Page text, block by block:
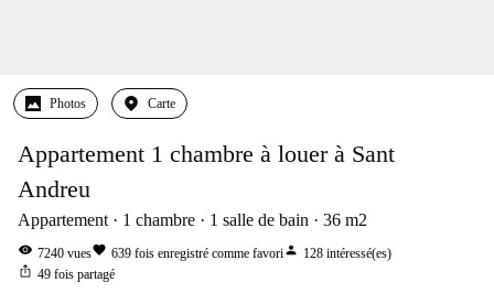
Photos Carte
Appartement 1 chambre à louer à Sant
Andreu
Appartement 1 chambre 1 salle de bain 36 m2
visibility 7240 vuesfavorite 639 fois enregistré comme favoriperson 128 intéressé(es)
ios_share 49 fois partagé